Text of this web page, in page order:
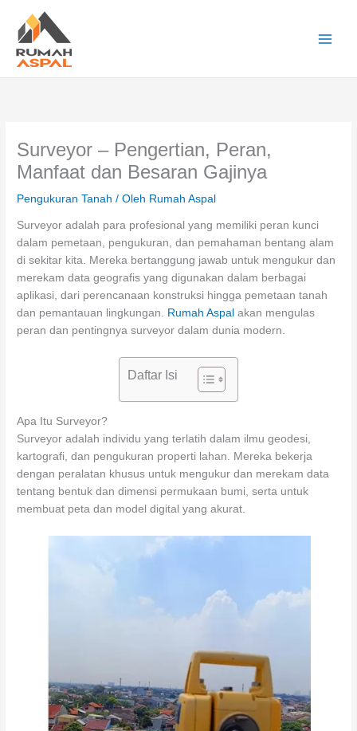
konten
Surveyor – Pengertian, Peran,
Manfaat dan Besaran Gajinya
Pengukuran Tanah / Oleh Rumah Aspal
Surveyor adalah para profesional yang memiliki peran kunci
dalam pemetaan, pengukuran, dan pemahaman bentang alam
di sekitar kita. Mereka bertanggung jawab untuk mengukur dan
merekam data geografis yang digunakan dalam berbagai
aplikasi, dari perencanaan konstruksi hingga pemetaan tanah
dan pemantauan lingkungan. Rumah Aspal akan mengulas
peran dan pentingnya surveyor dalam dunia modern.
Daftar Isi
Apa Itu Surveyor?
Surveyor adalah individu yang terlatih dalam ilmu geodesi,
kartografi, dan pengukuran properti lahan. Mereka bekerja
dengan peralatan khusus untuk mengukur dan merekam data
tentang bentuk dan dimensi permukaan bumi, serta untuk
membuat peta dan model digital yang akurat.